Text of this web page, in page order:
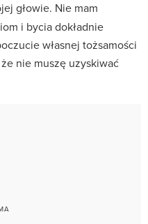
głowie. Nie mam
i bycia dokładnie
własnej tożsamości
nie muszę uzyskiwać